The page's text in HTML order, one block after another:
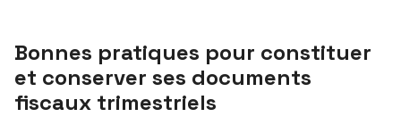
Bonnes pratiques pour constituer
et conserver ses documents
fiscaux trimestriels